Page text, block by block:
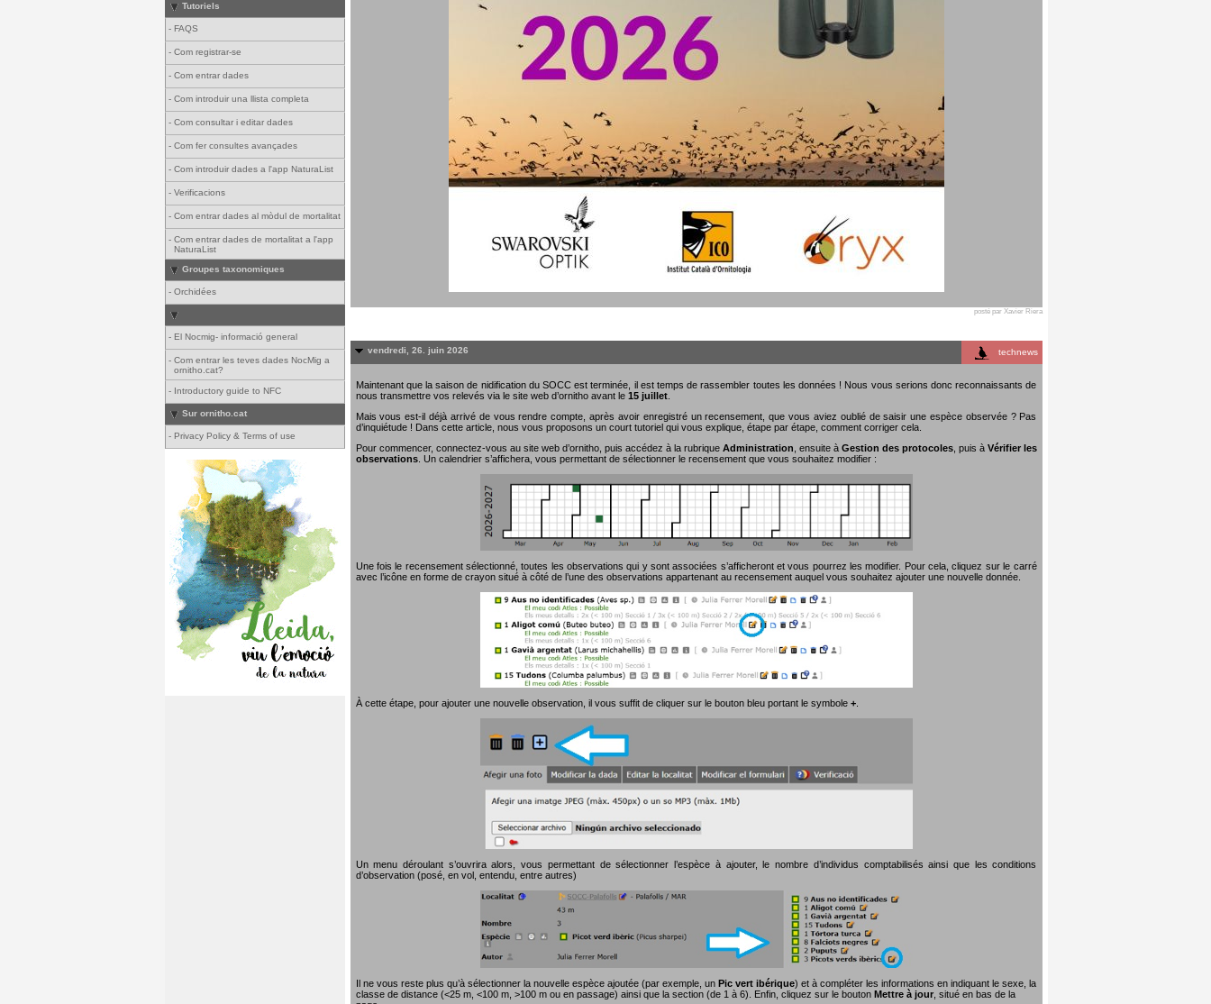
Tutoriels
- FAQS
- Com registrar-se
- Com entrar dades
- Com introduir una llista completa
- Com consultar i editar dades
- Com fer consultes avançades
- Com introduir dades a l'app NaturaList
- Verificacions
- Com entrar dades al mòdul de mortalitat
- Com entrar dades de mortalitat a l'app
NaturaList
Groupes taxonomiques
- Orchidées
- El Nocmig- informació general
- Com entrar les teves dades NocMig a
ornitho.cat?
- Introductory guide to NFC
Sur ornitho.cat
- Privacy Policy & Terms of use
posté par Xavier Riera
vendredi, 26. juin 2026 technews
Maintenant que la saison de nidification du SOCC est terminée, il est temps de rassembler toutes les données ! Nous vous serions donc reconnaissants de
nous transmettre vos relevés via le site web d’ornitho avant le 15 juillet.
Mais vous est-il déjà arrivé de vous rendre compte, après avoir enregistré un recensement, que vous aviez oublié de saisir une espèce observée ? Pas
d’inquiétude ! Dans cette article, nous vous proposons un court tutoriel qui vous explique, étape par étape, comment corriger cela.
Pour commencer, connectez-vous au site web d’ornitho, puis accédez à la rubrique Administration , ensuite à Gestion des protocoles, puis à Vérifier les
observations. Un calendrier s’affichera, vous permettant de sélectionner le recensement que vous souhaitez modifier :
Une fois le recensement sélectionné, toutes les observations qui y sont associées s’afficheront et vous pourrez les modifier. Pour cela, cliquez sur le carré
avec l’icône en forme de crayon situé à côté de l’une des observations appartenant au recensement auquel vous souhaitez ajouter une nouvelle donnée.
À cette étape, pour ajouter une nouvelle observation, il vous suffit de cliquer sur le bouton bleu portant le symbole +.
Un menu déroulant s’ouvrira alors, vous permettant de sélectionner l’espèce à ajouter, le nombre d’individus comptabilisés ainsi que les conditions
d’observation (posé, en vol, entendu, entre autres)
Il ne vous reste plus qu’à sélectionner la nouvelle espèce ajoutée (par exemple, un Pic vert ibérique) et à compléter les informations en indiquant le sexe, la
classe de distance (<25 m, <100 m, >100 m ou en passage) ainsi que la section (de 1 à 6). Enfin, cliquez sur le bouton Mettre à jour, situé en bas de la